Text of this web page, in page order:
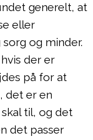
generelt, at
eller
og minder.
der er
på for at
det er en
til, og det
det passer